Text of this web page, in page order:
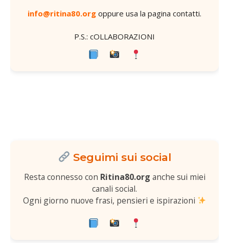
info@ritina80.org oppure usa la pagina contatti.
P.S.: cOLLABORAZIONI
Seguimi sui social
Resta connesso con Ritina80.org anche sui miei
canali social.
Ogni giorno nuove frasi, pensieri e ispirazioni